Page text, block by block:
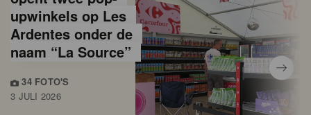
upwinkels op Les
Ardentes onder de
naam “La Source”
34 FOTO'S
3 JULI 2026